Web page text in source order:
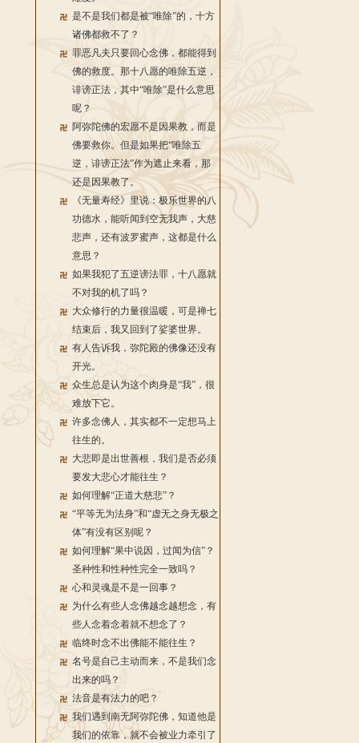
是不是我们都是被“唯除”的，十方
诸佛都救不了？
罪恶凡夫只要回心念佛，都能得到
佛的救度。那十八愿的唯除五逆，
诽谤正法，其中“唯除”是什么意思
呢？
阿弥陀佛的宏愿不是因果教，而是
佛要救你。但是如果把“唯除五
逆，诽谤正法”作为遮止来看，那
还是因果教了。
《无量寿经》里说：极乐世界的八
功德水，能听闻到空无我声，大慈
悲声，还有波罗蜜声，这都是什么
意思？
如果我犯了五逆谤法罪，十八愿就
不对我的机了吗？
大众修行的力量很温暖，可是禅七
结束后，我又回到了娑婆世界。
有人告诉我，弥陀殿的佛像还没有
开光。
众生总是认为这个肉身是“我”，很
难放下它。
许多念佛人，其实都不一定想马上
往生的。
大悲即是出世善根，我们是否必须
要发大悲心才能往生？
如何理解“正道大慈悲”？
“平等无为法身”和“虚无之身无极之
体”有没有区别呢？
如何理解“果中说因，过闻为信”？
圣种性和性种性完全一致吗？
心和灵魂是不是一回事？
为什么有些人念佛越念越想念，有
些人念着念着就不想念了？
临终时念不出佛能不能往生？
名号是自己主动而来，不是我们念
出来的吗？
法音是有法力的吧？
我们遇到南无阿弥陀佛，知道他是
我们的依靠，就不会被业力牵引了